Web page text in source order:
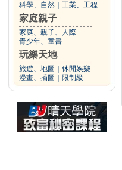
科學、自然 工業、工程
家庭親子
家庭、親子、人際
青少年、童書
玩樂天地
旅遊、地圖
休閒娛樂
漫畫、插圖
限制級